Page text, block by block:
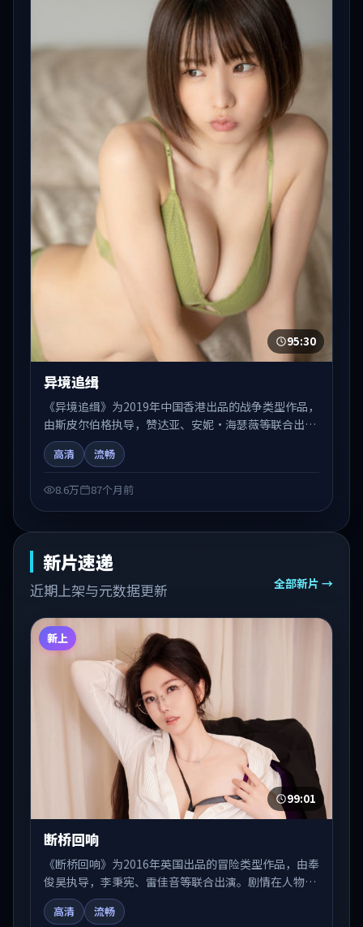
95:30
异境追缉
《异境追缉》为2019年中国香港出品的战争类型作品，
由斯皮尔伯格执导，赞达亚、安妮·海瑟薇等联合出
演。剧情在人物弧光与节奏推进中展开，兼具叙事张力
与视听质感。适合关注国产在线观看、热播国产剧与院
高清 流畅
8.6万 87个月前
新片速递
近期上架与元数据更新 全部新片 →
新上
99:01
断桥回响
《断桥回响》为2016年英国出品的冒险类型作品，由奉
俊昊执导，李秉宪、雷佳音等联合出演。剧情在人物弧
光与节奏推进中展开，兼具叙事张力与视听质感。可与
站内国产剧、电影、综艺片单交叉检索，便于「国产在
高清 流畅